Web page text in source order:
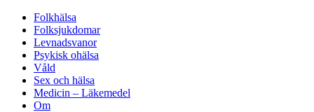
Folkhälsa
Folksjukdomar
Levnadsvanor
Psykisk ohälsa
Våld
Sex och hälsa
Medicin – Läkemedel
Om